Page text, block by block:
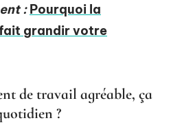
: Pourquoi la
grandir votre
de travail agréable, ça
?